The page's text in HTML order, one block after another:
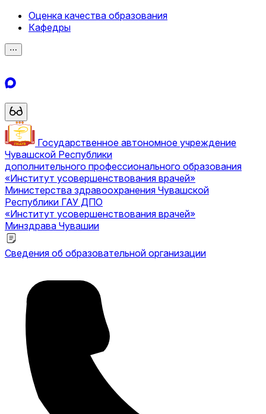
Оценка качества образования
Кафедры
⋯
Государственное автономное учреждение
Чувашской Республики
дополнительного профессионального образования
«Институт усовершенствования врачей»
Министерства здравоохранения Чувашской
Республики ГАУ ДПО
«Институт усовершенствования врачей»
Минздрава Чувашии
Сведения об образовательной организации